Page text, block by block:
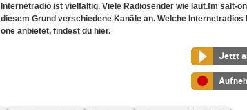
Internetradio ist vielfältig. Viele Radiosender wie laut.fm salt-
diesem Grund verschiedene Kanäle an. Welche Internetradios
one anbietet, findest du hier.
Jetzt